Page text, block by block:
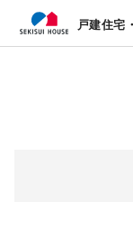
戸建住宅
戸建住宅